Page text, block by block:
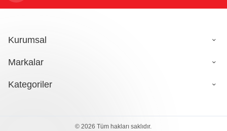
Kurumsal
Markalar
Kategoriler
© 2026 Tüm hakları saklıdır.